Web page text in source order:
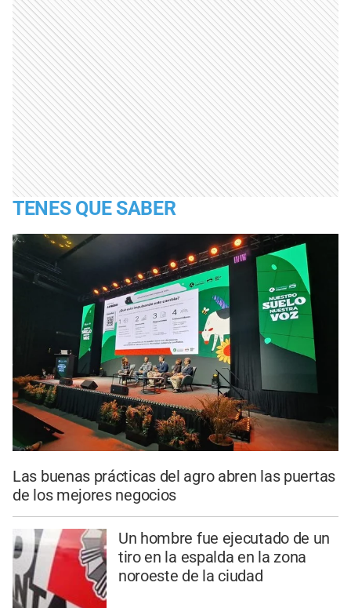
TENES QUE SABER
Las buenas prácticas del agro abren las puertas
de los mejores negocios
Un hombre fue ejecutado de un
tiro en la espalda en la zona
noroeste de la ciudad